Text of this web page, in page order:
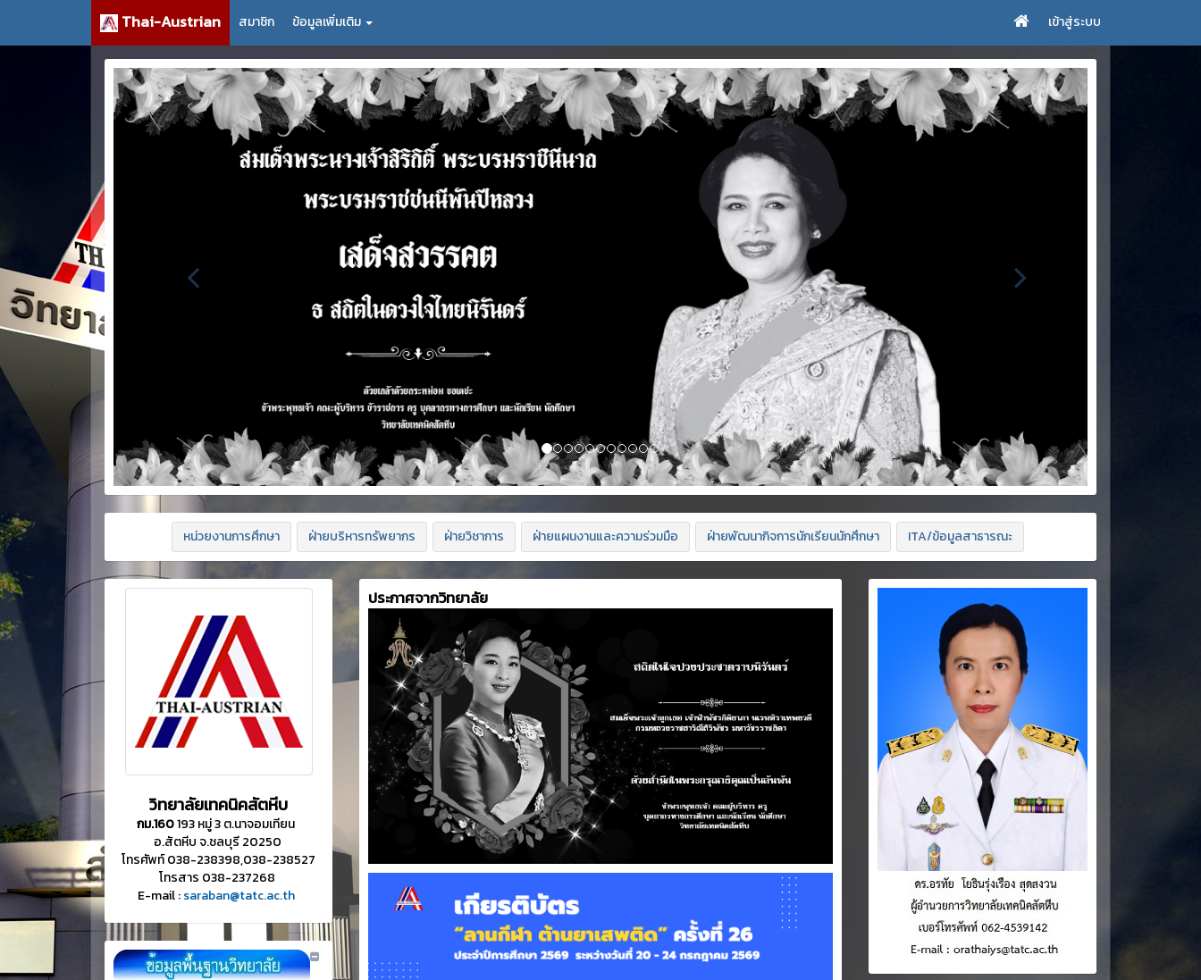
Thai-Austrian สมาชิก ข้อมูลเพิ่มเติม เข้าสู่ระบบ
หน่วยงานการศึกษา ฝ่ายบริหารทรัพยากร ฝ่ายวิชาการ ฝ่ายแผนงานและความร่วมมือ ฝ่ายพัฒนากิจการนักเรียนนักศึกษา ITA/ข้อมูลสาธารณะ
วิทยาลัยเทคนิคสัตหีบ
กม.160193 หมู่ 3 ต.นาจอมเทียน
อ.สัตหีบ จ.ชลบุรี 20250
โทรศัพท์ 038-238398,038-238527
โทรสาร 038-237268
E-mail :saraban@tatc.ac.th
ประกาศจากวิทยาลัย